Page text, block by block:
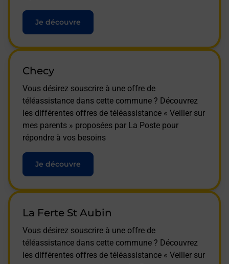
Je découvre
Checy
Vous désirez souscrire à une offre de
téléassistance dans cette commune ? Découvrez
les différentes offres de téléassistance « Veiller sur
mes parents » proposées par La Poste pour
répondre à vos besoins
Je découvre
La Ferte St Aubin
Vous désirez souscrire à une offre de
téléassistance dans cette commune ? Découvrez
les différentes offres de téléassistance « Veiller sur